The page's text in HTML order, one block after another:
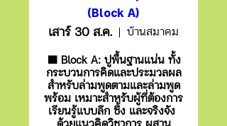
(Block A)
เสาร์ 30 ส.ค. บ้านสมาคม
🟩 Block A: ปูพื้นฐานแน่น ทั้ง
กระบวนการคิดและประมวลผล
สำหรับล่ามพูดตามและล่ามพูด
พร้อม เหมาะสำหรับผู้ที่ต้องการ
เรียนรู้แบบลึก ซึ้ง และจริงจัง